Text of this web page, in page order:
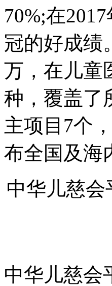
70%;在
冠的好成绩
万，在儿童
种，覆盖了
主项目7个
布全国及海
中华儿慈会
中华儿慈会